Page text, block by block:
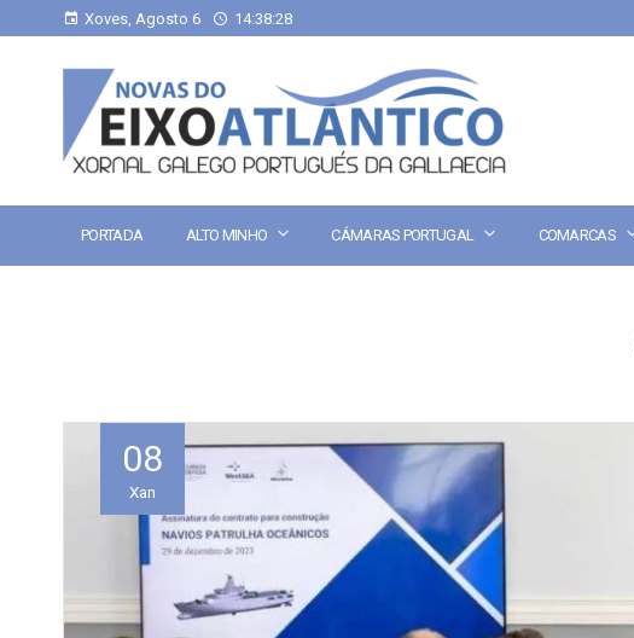
Xoves, Agosto 6 14:38:29
PORTADA ALTO MINHO CÁMARAS PORTUGAL COMARCAS
08
Xan